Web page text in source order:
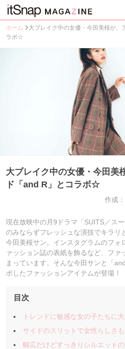
ホーム
大ブレイク中の女優・今田美桜が、
ラボ☆
大ブレイク中の女優・今田美
ド「and R」とコラボ☆
作成：
現在放映中の月9ドラマ「SUITS／ス
のみならずフレッシュな演技でキラリ
今田美桜サン。インスタグラムのフォ
ァッション誌の表紙を飾るなど、ファ
まっています。そんな今田サンと「
ボしたファッションアイテムが登場！
目次
トレンドに敏感な女の子たちに
サイドのスリットで女性らしさ
幅広だけどすっきりシルエット